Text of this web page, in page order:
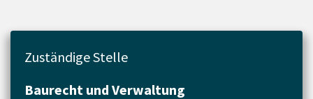
Zuständige Stelle
Baurecht und Verwaltung